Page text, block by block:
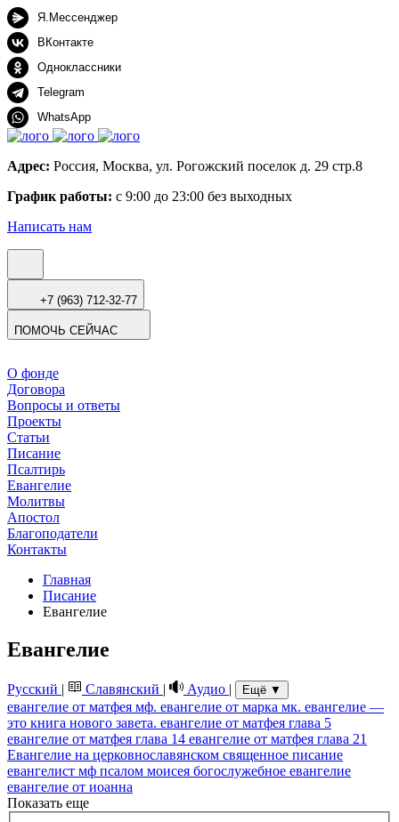
Я.Мессенджер
ВКонтакте
Одноклассники
Telegram
WhatsApp
Адрес: Россия, Москва, ул. Рогожский поселок д. 29 стр.8
График работы: с 9:00 до 23:00 без выходных
Написать нам
+7 (963) 712-32-77
ПОМОЧЬ СЕЙЧАС
О фонде
Договора
Вопросы и ответы
Проекты
Статьи
Писание
Псалтирь
Евангелие
Молитвы
Апостол
Благоподатели
Контакты
Главная
Писание
Евангелие
Евангелие
Русский | Славянский | Аудио | Ещё ▼
евангелие от матфея мф. евангелие от марка мк. евангелие —
это книга нового завета. евангелие от матфея глава 5
евангелие от матфея глава 14 евангелие от матфея глава 21
Евангелие на церковнославянском священное писание
евангелист мф псалом моисея богослужебное евангелие
евангелие от иоанна
Показать еще